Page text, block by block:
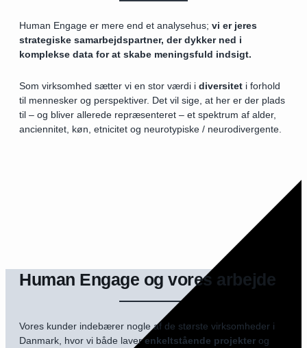
Human Engage er mere end et analysehus; vi er jeres
strategiske samarbejdspartner, der dykker ned i
komplekse data for at skabe meningsfuld indsigt.
Som virksomhed sætter vi en stor værdi i diversitet i forhold
til mennesker og perspektiver. Det vil sige, at her er der plads
til – og bliver allerede repræsenteret – et spektrum af alder,
anciennitet, køn, etnicitet og neurotypiske / neurodivergente.
Human Engage og vores arbejde
Vores kunder indebærer nogle af de største virksomheder i
Danmark , hvor vi både laverenkeltstående projekter og